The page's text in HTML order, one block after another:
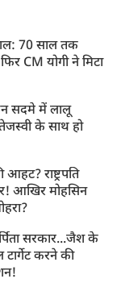
70 साल तक
CM योगी ने मिटा
सदमे में लालू
के साथ हो
राष्ट्रपति
आखिर मोहसिन
सरकार...जैश के
टार्गेट करने की